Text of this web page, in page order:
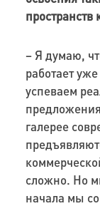
– Я думаю,
работает
успеваем
галерее
сложно. Но
начала мы